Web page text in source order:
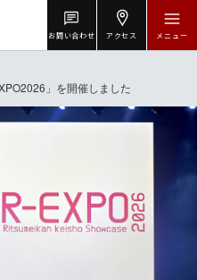
お問い合わせ アクセス メニュー
」を開催しました